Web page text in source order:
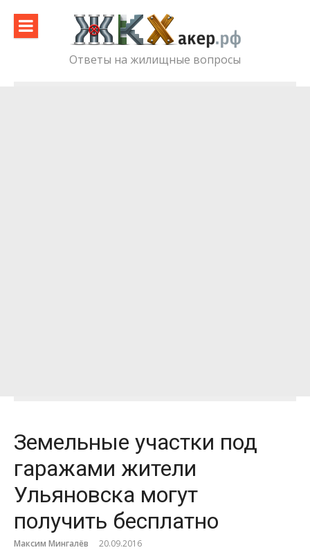
content
Ответы на жилищные вопросы
Земельные участки под
гаражами жители
Ульяновска могут
получить бесплатно
Максим Мингалёв 20.09.2016